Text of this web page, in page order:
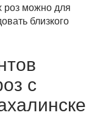
роз можно для
близкого
с